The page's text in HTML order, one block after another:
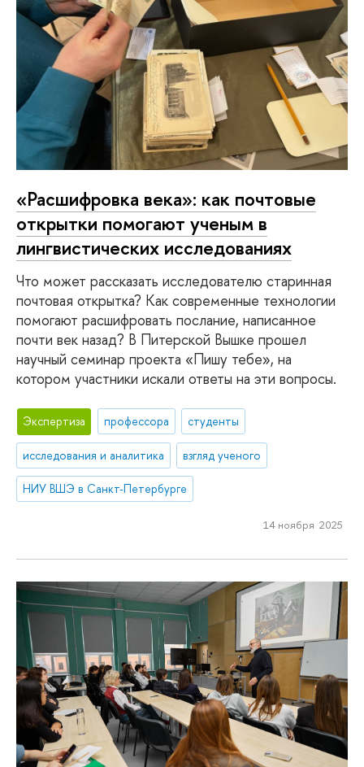
«Расшифровка века»: как почтовые
открытки помогают ученым в
лингвистических исследованиях
Что может рассказать исследователю старинная
почтовая открытка? Как современные технологии
помогают расшифровать послание, написанное
почти век назад? В Питерской Вышке прошел
научный семинар проекта «Пишу тебе», на
котором участники искали ответы на эти вопросы.
Экспертиза профессора студенты
исследования и аналитика взгляд ученого
НИУ ВШЭ в Санкт-Петербурге
14 ноября 2025